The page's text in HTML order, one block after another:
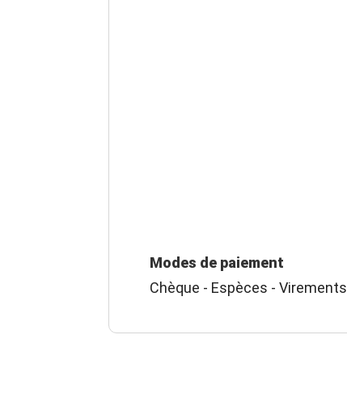
Modes de paiement
Chèque - Espèces - Virements